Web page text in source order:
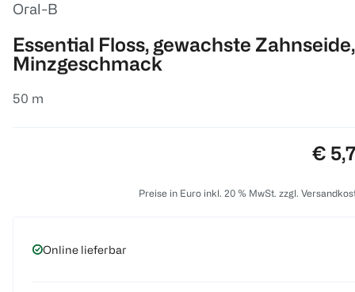
Oral-B
Essential Floss, gewachste Zahnseide,
Minzgeschmack
50 m
€
Preise in Euro inkl. 20 % MwSt. zzgl.
Online lieferbar